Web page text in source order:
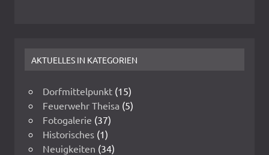
AKTUELLES IN KATEGORIEN
Dorfmittelpunkt (15)
Feuerwehr Theisa (5)
Fotogalerie (37)
Historisches (1)
Neuigkeiten (34)